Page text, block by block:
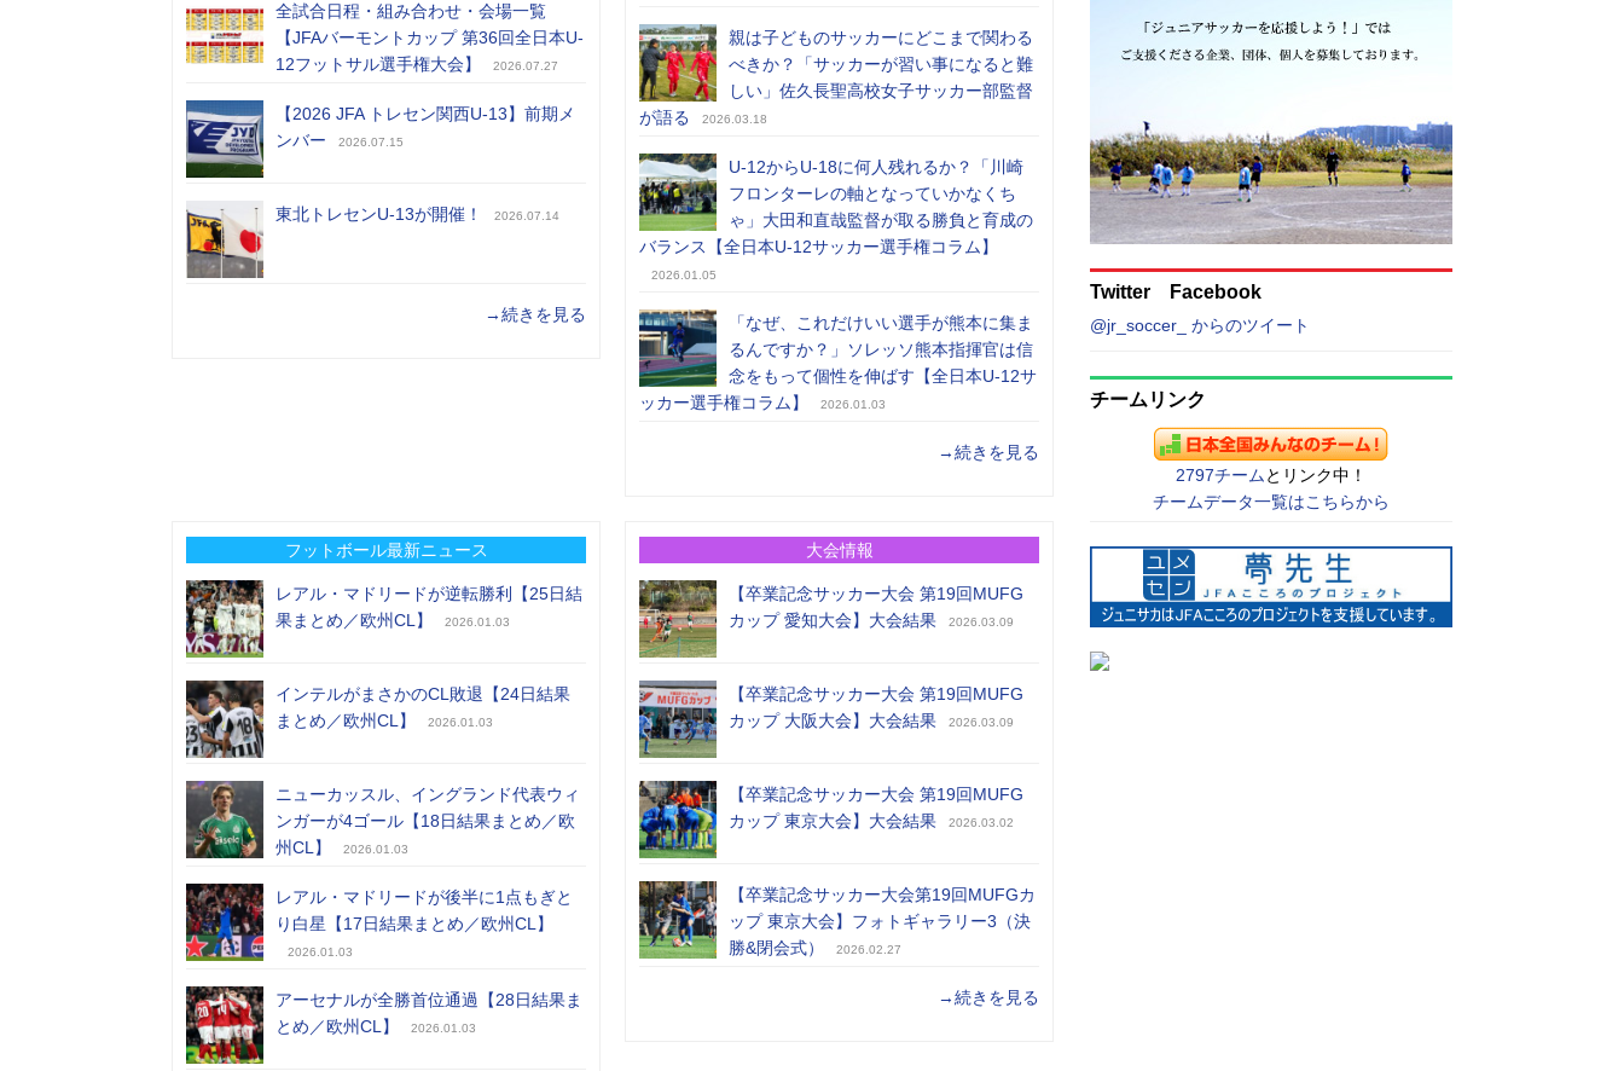
全試合日程・組み合わせ・会場一覧
【JFAバーモントカップ 第36回全日本U-
12フットサル選手権大会】
2026.07.27
【2026 JFA トレセン関西U-13】前期メ
ンバー
2026.07.15
東北トレセンU-13が開催！ 2026.07.14
→続きを見る
親は子どものサッカーにどこまで関わる
べきか？「サッカーが習い事になると難
しい」佐久長聖高校女子サッカー部監督
が語る
2026.03.18
U-12からU-18に何人残れるか？「川崎
フロンターレの軸となっていかなくち
ゃ」大田和直哉監督が取る勝負と育成の
バランス【全日本U-12サッカー選手権コラム】
2026.01.05
「なぜ、これだけいい選手が熊本に集ま
るんですか？」ソレッソ熊本指揮官は信
念をもって個性を伸ばす【全日本U-12サ
ッカー選手権コラム】
2026.01.03
→続きを見る
フットボール最新ニュース
レアル・マドリードが逆転勝利【25日結
果まとめ／欧州CL】
2026.01.03
インテルがまさかのCL敗退【24日結果
まとめ／欧州CL】
2026.01.03
ニューカッスル、イングランド代表ウィ
ンガーが4ゴール【18日結果まとめ／欧
州CL】
2026.01.03
レアル・マドリードが後半に1点もぎと
り白星【17日結果まとめ／欧州CL】
2026.01.03
アーセナルが全勝首位通過【28日結果ま
とめ／欧州CL】
2026.01.03
大会情報
【卒業記念サッカー大会 第19回MUFG
カップ 愛知大会】大会結果
2026.03.09
【卒業記念サッカー大会 第19回MUFG
カップ 大阪大会】大会結果
2026.03.09
【卒業記念サッカー大会 第19回MUFG
カップ 東京大会】大会結果
2026.03.02
【卒業記念サッカー大会第19回MUFGカ
ップ 東京大会】フォトギャラリー3（決
勝&閉会式）
2026.02.27
→続きを見る
Twitter Facebook
@jr_soccer_ からのツイート
チームリンク
2797チーム とリンク中！
チームデータ一覧はこちらから